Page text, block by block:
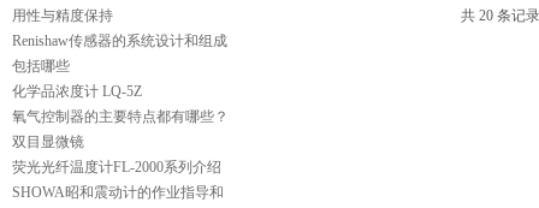
用性与精度保持
Renishaw传感器的系统设计和组成
包括哪些
化学品浓度计 LQ-5Z
氧气控制器的主要特点都有哪些？
双目显微镜
荧光光纤温度计FL-2000系列介绍
SHOWA昭和震动计的作业指导和
共 20 条记